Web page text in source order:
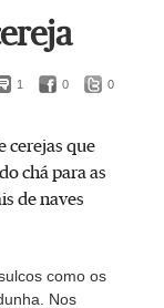
1 0 0
cerejas que
chá para as
de naves
como os
Nos